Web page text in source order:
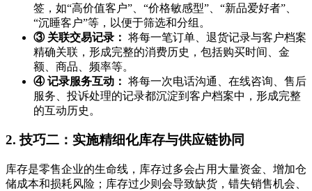
签，如“高价值客户”、“价格敏感型”、“新品爱好者”、
“沉睡客户”等，以便于筛选和分组。
③ 关联交易记录： 将每一笔订单、退货记录与客户档案
精确关联，形成完整的消费历史，包括购买时间、金
额、商品、频率等。
④ 记录服务互动： 将每一次电话沟通、在线咨询、售后
服务、投诉处理的记录都沉淀到客户档案中，形成完整
的互动历史。
2. 技巧二：实施精细化库存与供应链协同
库存是零售企业的生命线，库存过多会占用大量资金、增加仓
储成本和损耗风险；库存过少则会导致缺货，错失销售机会、